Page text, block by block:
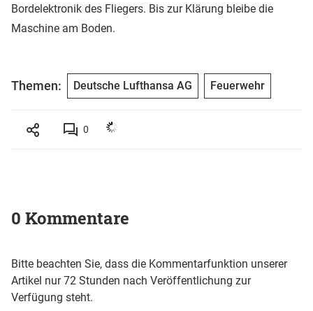
Bordelektronik des Fliegers. Bis zur Klärung bleibe die
Maschine am Boden.
Themen: Deutsche Lufthansa AG Feuerwehr
0
0 Kommentare
Bitte beachten Sie, dass die Kommentarfunktion unserer
Artikel nur 72 Stunden nach Veröffentlichung zur
Verfügung steht.